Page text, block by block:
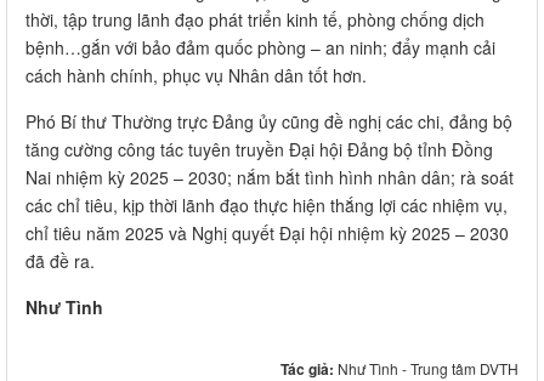
thời, tập trung lãnh đạo phát triển kinh tế, phòng chống dịch
bệnh…gắn với bảo đảm quốc phòng – an ninh; đẩy mạnh cải
cách hành chính, phục vụ Nhân dân tốt hơn.
Phó Bí thư Thường trực Đảng ủy cũng đề nghị các chi, đảng bộ
tăng cường công tác tuyên truyền Đại hội Đảng bộ tỉnh Đồng
Nai nhiệm kỳ 2025 – 2030; nắm bắt tình hình nhân dân; rà soát
các chỉ tiêu, kịp thời lãnh đạo thực hiện thắng lợi các nhiệm vụ,
chỉ tiêu năm 2025 và Nghị quyết Đại hội nhiệm kỳ 2025 – 2030
đã đề ra.
Như Tình
Tác giả: Như Tình - Trung tâm DVTH